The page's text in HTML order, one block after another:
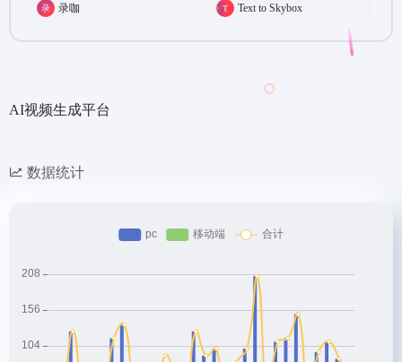
录咖 Text to Skybox
AI视频生成平台
数据统计